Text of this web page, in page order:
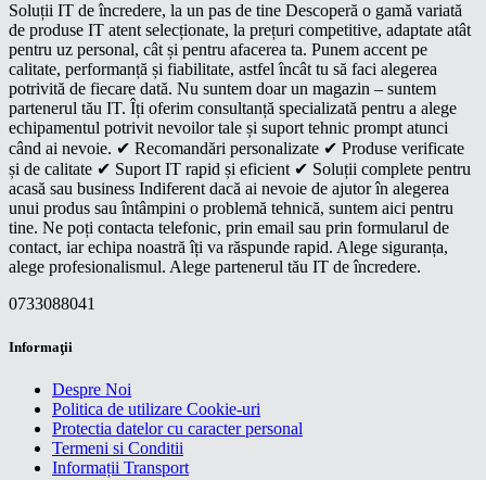
Soluții IT de încredere, la un pas de tine Descoperă o gamă variată
de produse IT atent selecționate, la prețuri competitive, adaptate atât
pentru uz personal, cât și pentru afacerea ta. Punem accent pe
calitate, performanță și fiabilitate, astfel încât tu să faci alegerea
potrivită de fiecare dată. Nu suntem doar un magazin – suntem
partenerul tău IT. Îți oferim consultanță specializată pentru a alege
echipamentul potrivit nevoilor tale și suport tehnic prompt atunci
când ai nevoie. ✔ Recomandări personalizate ✔ Produse verificate
și de calitate ✔ Suport IT rapid și eficient ✔ Soluții complete pentru
acasă sau business Indiferent dacă ai nevoie de ajutor în alegerea
unui produs sau întâmpini o problemă tehnică, suntem aici pentru
tine. Ne poți contacta telefonic, prin email sau prin formularul de
contact, iar echipa noastră îți va răspunde rapid. Alege siguranța,
alege profesionalismul. Alege partenerul tău IT de încredere.
0733088041
Informaţii
Despre Noi
Politica de utilizare Cookie-uri
Protectia datelor cu caracter personal
Termeni si Conditii
Informații Transport